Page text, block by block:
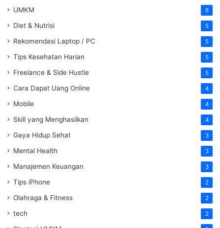
UMKM 6
Diet & Nutrisi 5
Rekomendasi Laptop / PC 5
Tips Kesehatan Harian 5
Freelance & Side Hustle 5
Cara Dapat Uang Online 4
Mobile 4
Skill yang Menghasilkan 4
Gaya Hidup Sehat 3
Mental Health 3
Manajemen Keuangan 3
Tips iPhone 2
Olahraga & Fitness 2
tech 2